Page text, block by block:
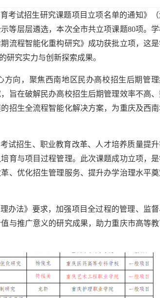
考试招生研究课题项目立项名单的通知》
等层层遴选，本次全市共立项课题80项。
流程智能化重构研究》成功获批立项，这
研究实力与创新探索成果。
向，聚焦西南地区民办高校招生后期管
旨在破解民办高校招生后期管理效率不高
招生全流程智能化解决方案，为重庆及西
试招生、职业教育改革、人才培养质量提
育与项目过程管理。此次课题成功立项，
、优化招生管理服务、提升办学治理水平奠
办法》要求，加强项目全过程的管理、监督
与推广意义的研究成果，助力重庆市高等教